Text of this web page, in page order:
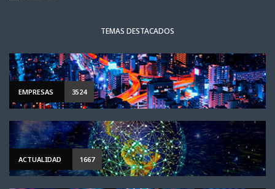
TEMAS DESTACADOS
EMPRESAS 3524
ACTUALIDAD 1667